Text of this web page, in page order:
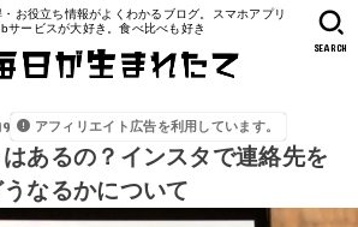
お役立ち情報がよくわかるブログ。スマホアプリ
サービスが大好き。食べ比べも好き
SEARCH
アフィリエイト広告を利用しています。
あるの？インスタで連絡先を
なるかについて